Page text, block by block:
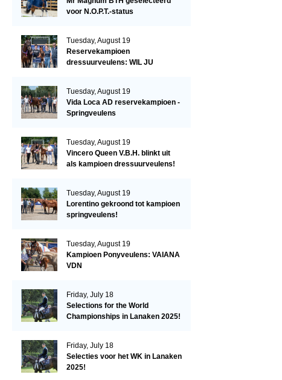
voor N.O.P.T.-status
Tuesday, August 19
Reservekampioen
dressuurveulens: WIL JU
Tuesday, August 19
Vida Loca AD reservekampioen -
Springveulens
Tuesday, August 19
Vincero Queen V.B.H. blinkt uit
als kampioen dressuurveulens!
Tuesday, August 19
Lorentino gekroond tot kampioen
springveulens!
Tuesday, August 19
Kampioen Ponyveulens: VAIANA
VDN
Friday, July 18
Selections for the World
Championships in Lanaken 2025!
Friday, July 18
Selecties voor het WK in Lanaken
2025!